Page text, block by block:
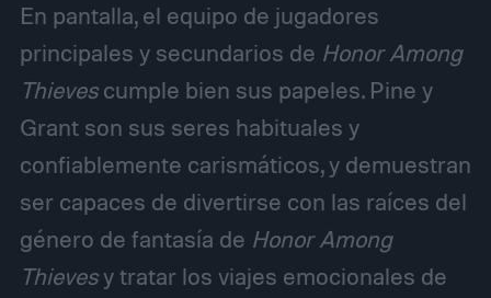
En pantalla, el equipo de jugadores
principales y secundarios de Honor Among
Thievescumple bien sus papeles. Pine y
Grant son sus seres habituales y
confiablemente carismáticos, y demuestran
ser capaces de divertirse con las raíces del
género de fantasía de Honor Among
Thievesy tratar los viajes emocionales de